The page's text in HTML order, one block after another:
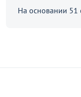
На основании 51